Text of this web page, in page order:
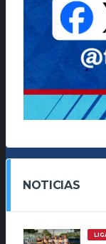
NOTICIAS